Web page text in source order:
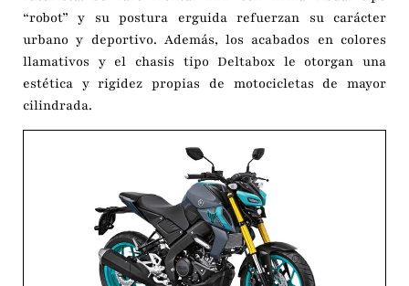
“robot” y su postura erguida refuerzan su carácter
urbano y deportivo. Además, los acabados en colores
llamativos y el chasis tipo Deltabox le otorgan una
estética y rigidez propias de motocicletas de mayor
cilindrada.